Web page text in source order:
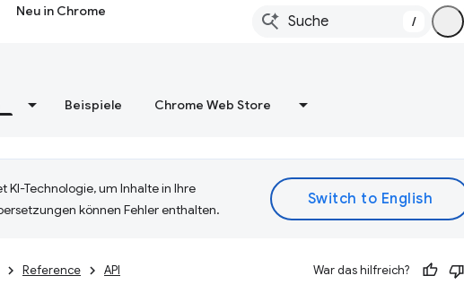
Neu in Chrome
/
Beispiele Chrome Web Store
KI-Technologie, um Inhalte in Ihre
können Fehler enthalten.
Reference API War das hilfreich?